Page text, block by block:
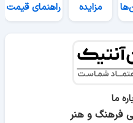
مزایده راهنمای قیمت
ما
فرهنگ و هنر